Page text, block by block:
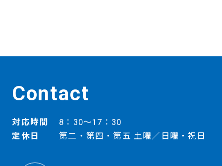
Contact
対応時間
8：30～17：30
定休日
第二・第四・第五 土曜／日曜・祝日